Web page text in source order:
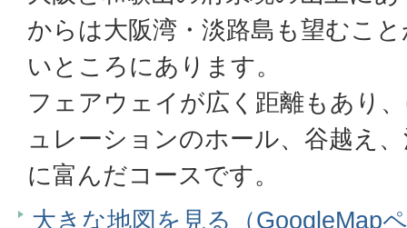
からは大阪湾・淡路島も望むこ
いところにあります。
フェアウェイが広く距離もあり
ュレーションのホール、谷越え
に富んだコースです。
大きな地図を見る（GoogleMap